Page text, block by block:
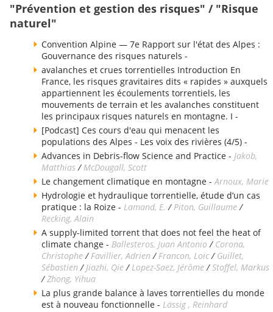
"Prévention et gestion des risques" / "Risque
naturel"
Convention Alpine — 7e Rapport sur l'état des Alpes :
Gouvernance des risques naturels -
avalanches et crues torrentielles Introduction En
France, les risques gravitaires dits « rapides » auxquels
appartiennent les écoulements torrentiels, les
mouvements de terrain et les avalanches constituent
les principaux risques naturels en montagne. I -
[Podcast] Ces cours d'eau qui menacent les
populations des Alpes - Les voix des rivières (4/5) -
Advances in Debris-flow Science and Practice - Jakob,
Matthias/McDougall, Scott
Le changement climatique en montagne -Arnoux, Marie
Hydrologie et hydraulique torrentielle, étude d’un cas
pratique : la Roize - Lamand, E. / Piton, Guillaume/
Recking, Alain
A supply-limited torrent that does not feel the heat of
climate change - Ballesteros, Juan Antonio / Corona,
Christophe/ Favillier, Adrien / Francon, Loïc/ Guillet,
Sébastien / Jiazhi, Qie/ Lopez-Saez, Jérôme/Stoffel, Markus
/Zhong, Yihua
La plus grande balance à laves torrentielles du monde
est à nouveau fonctionnelle - Lässig , Reinhard